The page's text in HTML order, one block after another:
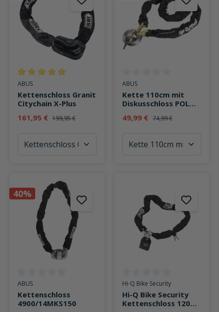
Durchschnittliche Bewertung von 5 von 5 Sternen
ABUS
Kettenschloss Granit
Citychain X-Plus
161,95 € 199,95 €
Durchschnittliche Bewertung
ABUS
Kette 110cm mit
Diskusschloss POLO-
49,99 € 74,99 €
40%
Durchschnittliche Bewertung von 0 von 5 Sternen
ABUS
Kettenschloss
4900/14MKS150
Durchschnittliche Bewertung
Hi-Q Bike Security
Hi-Q Bike Security
Kettenschloss 120